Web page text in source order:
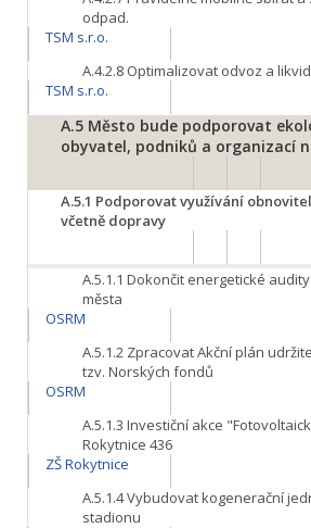
odpad.
TSM s.r.o.
A.4.2.8 Optimalizovat odvoz a
TSM s.r.o.
A.5 Město bude podporovat
obyvatel, podniků a organizací
A.5.1 Podporovat využívání
včetně dopravy
A.5.1.1 Dokončit energetické
města
OSRM
A.5.1.2 Zpracovat Akční plán
tzv. Norských fondů
OSRM
A.5.1.3 Investiční akce
Rokytnice 436
ZŠ Rokytnice
A.5.1.4Vybudovat kogenerační
stadionu